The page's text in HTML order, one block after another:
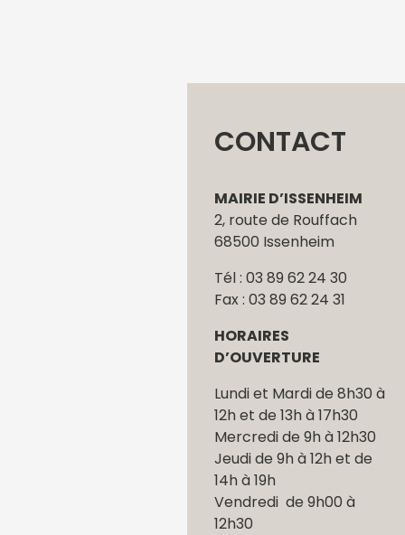
CONTACT
MAIRIE D’ISSENHEIM
2, route de Rouffach
68500 Issenheim
Tél : 03 89 62 24 30
Fax : 03 89 62 24 31
HORAIRES
D’OUVERTURE
Lundi et Mardi de 8h30 à
12h et de 13h à 17h30
Mercredi de 9h à 12h30
Jeudi de 9h à 12h et de
14h à 19h
Vendredi de 9h00 à
12h30